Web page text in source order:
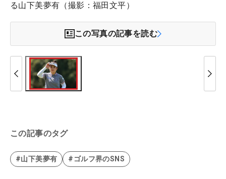
る山下美夢有（撮影：福田文平）
この写真の記事を読む
この記事のタグ
#山下美夢有 #ゴルフ界のSNS